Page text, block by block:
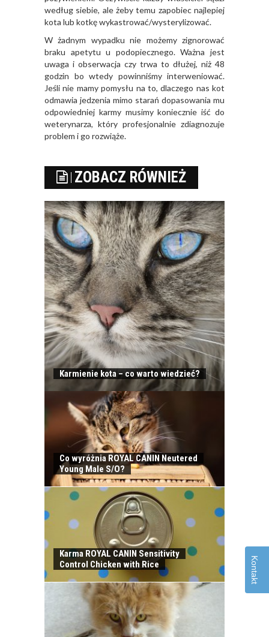
według siebie, ale żeby temu zapobiec najlepiej
kota lub kotkę wykastrować/wysterylizować.
W żadnym wypadku nie możemy zignorować
braku apetytu u podopiecznego. Ważna jest
uwaga i obserwacja czy trwa to dłużej, niż 48
godzin bo wtedy powinniśmy interweniować.
Jeśli nie mamy pomysłu na to, dlaczego nas kot
odmawia jedzenia mimo starań dopasowania mu
odpowiedniej karmy musimy koniecznie iść do
weterynarza, który profesjonalnie zdiagnozuje
problem i go rozwiąże.
ZOBACZ RÓWNIEŻ
Karmienie kota – co warto wiedzieć?
Co wyróżnia ROYAL CANIN Neutered
Young Male S/O?
Karma ROYAL CANIN Sensitivity
Control Chicken with Rice
OPIEKA NAD KOTEM
PODCZAS
NIEOBECNOŚCI W
DOMU
KLESZCZE U KOTÓW Kontakt